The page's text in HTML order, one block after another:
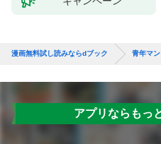
漫画無料試し読みならdブック 青年マ
アプリならもっ